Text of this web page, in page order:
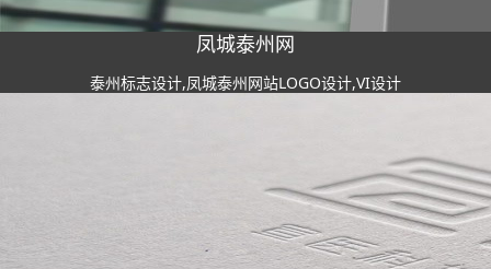
凤城泰州网
泰州标志设计,凤城泰州网站LOGO设计,VI设计